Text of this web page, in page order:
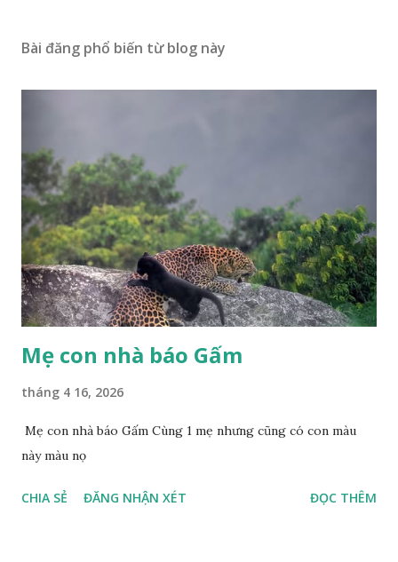
Bài đăng phổ biến từ blog này
Mẹ con nhà báo Gấm
tháng 4 16, 2026
Mẹ con nhà báo Gấm Cùng 1 mẹ nhưng cũng có con màu
này màu nọ
CHIA SẺ ĐĂNG NHẬN XÉT ĐỌC THÊM